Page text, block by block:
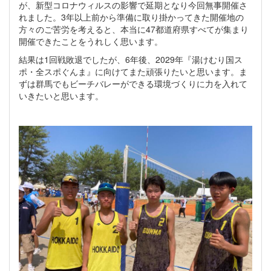
が、新型コロナウィルスの影響で延期となり今回無事開催さ
れました。3年以上前から準備に取り掛かってきた開催地の
方々のご苦労を考えると、本当に47都道府県すべてが集まり
開催できたことをうれしく思います。
結果は1回戦敗退でしたが、6年後、2029年『湯けむり国ス
ポ・全スポぐんま』に向けてまた頑張りたいと思います。ま
ずは群馬でもビーチバレーができる環境づくりに力を入れて
いきたいと思います。